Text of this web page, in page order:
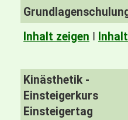
Inhalt zeigen I
Kinästhetik -
Einsteigerkurs
Einsteigertag